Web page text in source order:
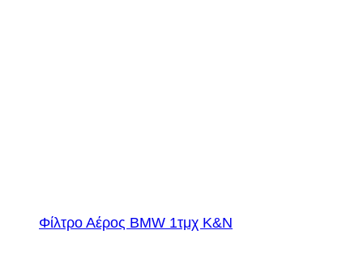
Φίλτρο Αέρος BMW 1τμχ K&N